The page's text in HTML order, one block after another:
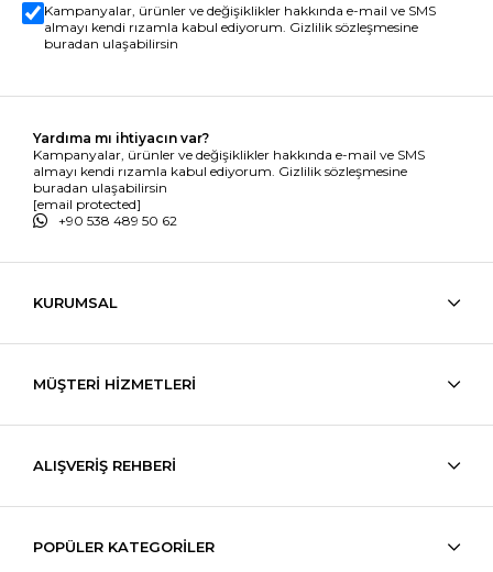
Kampanyalar, ürünler ve değişiklikler hakkında e-mail ve SMS
almayı kendi rızamla kabul ediyorum. Gizlilik sözleşmesine
buradan ulaşabilirsin
Yardıma mı ihtiyacın var?
Kampanyalar, ürünler ve değişiklikler hakkında e-mail ve SMS
almayı kendi rızamla kabul ediyorum. Gizlilik sözleşmesine
buradan ulaşabilirsin
[email protected]
+90 538 489 50 62
KURUMSAL
MÜŞTERİ HİZMETLERİ
ALIŞVERİŞ REHBERİ
POPÜLER KATEGORİLER